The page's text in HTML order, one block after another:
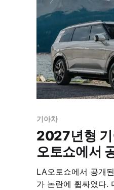
기아차
2027년형
오토쇼에서
LA오토쇼에서 공개
가 논란에 휩싸였다.